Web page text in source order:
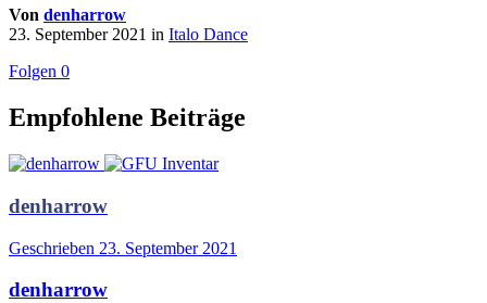
Von denharrow
23. September 2021 in Italo Dance
Folgen 0
Empfohlene Beiträge
denharrow
Geschrieben 23. September 2021
denharrow